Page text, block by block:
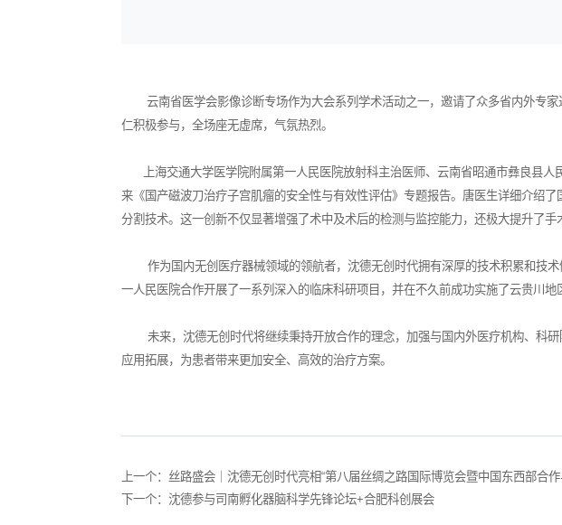
云南省医学会影像诊断专场作为大会系列学术活动之一，邀请了众多省内外专家
仁积极参与，全场座无虚席，气氛热烈。
上海交通大学医学院附属第一人民医院放射科主治医师、云南省昭通市彝良县人
来《国产磁波刀治疗子宫肌瘤的安全性与有效性评估》专题报告。唐医生详细介绍
分割技术。这一创新不仅显著增强了术中及术后的检测与监控能力，还极大提升了
作为国内无创医疗器械领域的领航者，沈德无创时代拥有深厚的技术积累和技
一人民医院合作开展了一系列深入的临床科研项目，并在不久前成功实施了云贵川
未来，沈德无创时代将继续秉持开放合作的理念，加强与国内外医疗机构、科
应用拓展，为患者带来更加安全、高效的治疗方案。
上一个：丝路盛会｜沈德无创时代亮相“第八届丝绸之路国际博览会暨中国东西部合
下一个：沈德参与司南孵化器脑科学先锋论坛+合肥科创展会